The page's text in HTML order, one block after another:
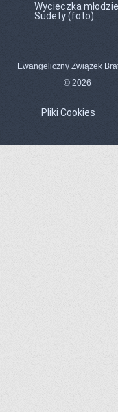
Wycieczka
Sudety (foto)
Ewangeliczny Związek
© 2026
Pliki Cookies